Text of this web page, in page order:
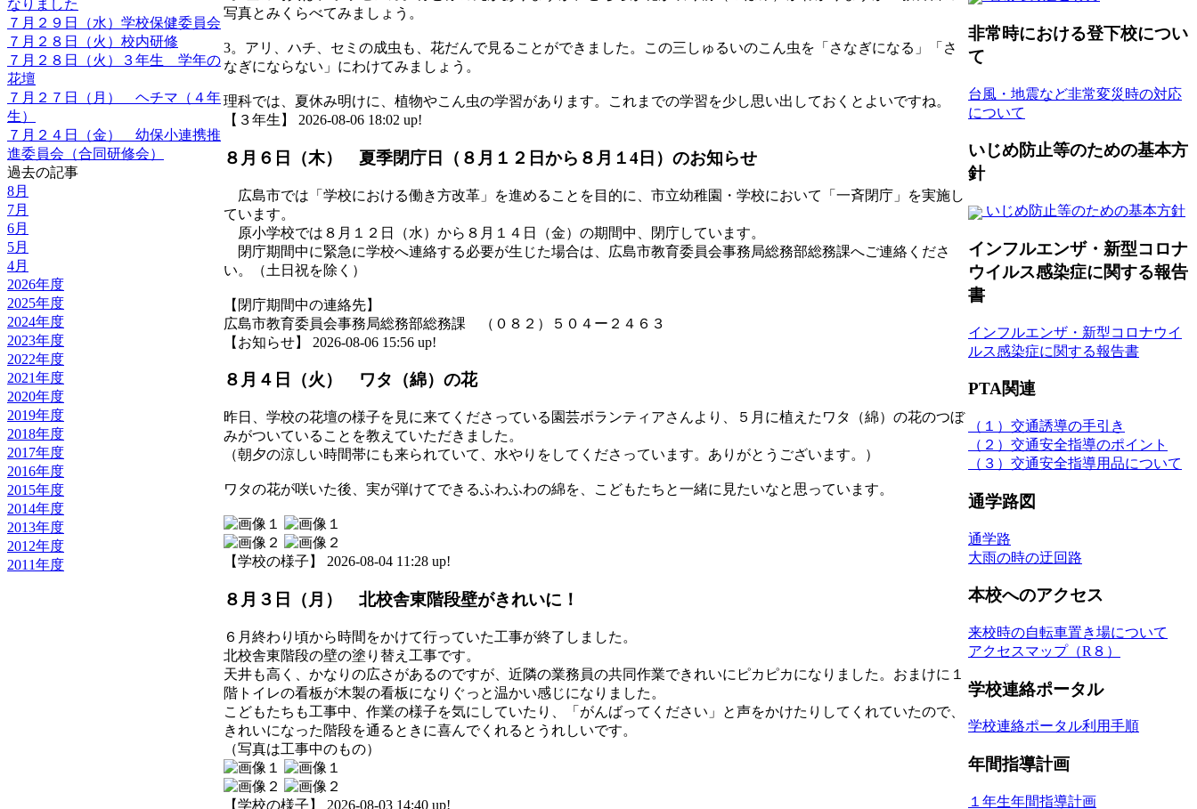
なりました
７月２９日（水）学校保健委員会
７月２８日（火）校内研修
７月２８日（火）３年生 学年の
花壇
７月２７日（月） ヘチマ（４年
生）
７月２４日（金） 幼保小連携推
進委員会（合同研修会）
過去の記事
8月
7月
6月
5月
4月
2026年度
2025年度
2024年度
2023年度
2022年度
2021年度
2020年度
2019年度
2018年度
2017年度
2016年度
2015年度
2014年度
2013年度
2012年度
2011年度
写真とみくらべてみましょう。
3。アリ、ハチ、セミの成虫も、花だんで見ることができました。この三しゅるいのこん虫を「さなぎになる」「さ
なぎにならない」にわけてみましょう。
理科では、夏休み明けに、植物やこん虫の学習があります。これまでの学習を少し思い出しておくとよいですね。
【３年生】 2026-08-06 18:02 up!
８月６日（木） 夏季閉庁日（８月１２日から８月１4日）のお知らせ
広島市では「学校における働き方改革」を進めることを目的に、市立幼稚園・学校において「一斉閉庁」を実施し
ています。
原小学校では８月１２日（水）から８月１４日（金）の期間中、閉庁しています。
閉庁期間中に緊急に学校へ連絡する必要が生じた場合は、広島市教育委員会事務局総務部総務課へご連絡くださ
い。（土日祝を除く）
【閉庁期間中の連絡先】
広島市教育委員会事務局総務部総務課 （０８２）５０４ー２４６３
【お知らせ】 2026-08-06 15:56 up!
８月４日（火） ワタ（綿）の花
昨日、学校の花壇の様子を見に来てくださっている園芸ボランティアさんより、５月に植えたワタ（綿）の花のつぼ
みがついていることを教えていただきました。
（朝夕の涼しい時間帯にも来られていて、水やりをしてくださっています。ありがとうございます。）
ワタの花が咲いた後、実が弾けてできるふわふわの綿を、こどもたちと一緒に見たいなと思っています。
【学校の様子】 2026-08-04 11:28 up!
８月３日（月） 北校舎東階段壁がきれいに！
６月終わり頃から時間をかけて行っていた工事が終了しました。
北校舎東階段の壁の塗り替え工事です。
天井も高く、かなりの広さがあるのですが、近隣の業務員の共同作業できれいにピカピカになりました。おまけに１
階トイレの看板が木製の看板になりぐっと温かい感じになりました。
こどもたちも工事中、作業の様子を気にしていたり、「がんばってください」と声をかけたりしてくれていたので、
きれいになった階段を通るときに喜んでくれるとうれしいです。
（写真は工事中のもの）
【学校の様子】 2026-08-03 14:40 up!
非常時における登下校につい
て
台風・地震など非常変災時の対応
について
いじめ防止等のための基本方
針
いじめ防止等のための基本方針
インフルエンザ・新型コロナ
ウイルス感染症に関する報告
書
インフルエンザ・新型コロナウイ
ルス感染症に関する報告書
PTA関連
（１）交通誘導の手引き
（２）交通安全指導のポイント
（３）交通安全指導用品について
通学路図
通学路
大雨の時の迂回路
本校へのアクセス
来校時の自転車置き場について
アクセスマップ（R８）
学校連絡ポータル
学校連絡ポータル利用手順
年間指導計画
１年生年間指導計画